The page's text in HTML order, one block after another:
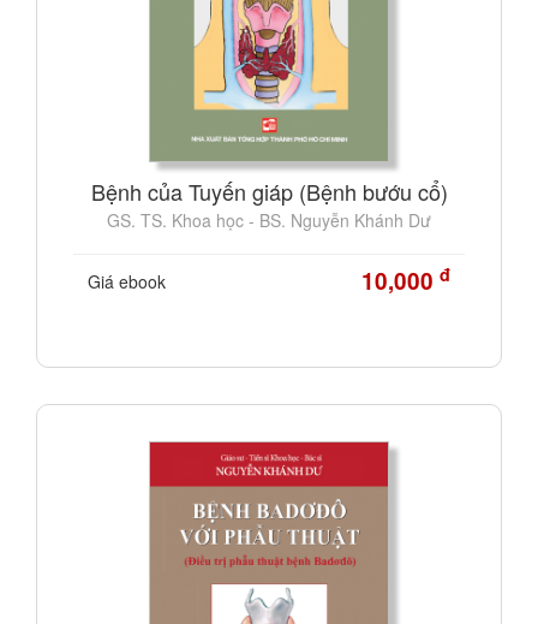
Bệnh của Tuyến giáp (Bệnh bướu cổ)
GS. TS. Khoa học - BS. Nguyễn Khánh Dư
Giá ebook 10,000 đ